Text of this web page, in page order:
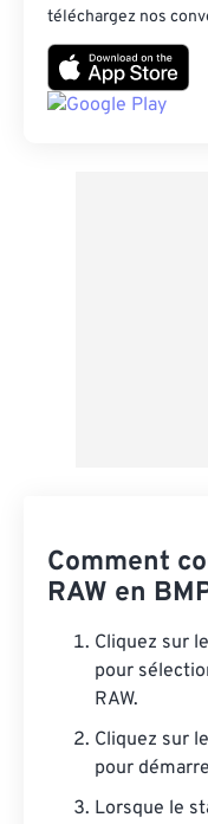
téléchargez nos
Comment
RAW en
Cliquez sur
pour
RAW.
Cliquez sur
pour
Lorsque le